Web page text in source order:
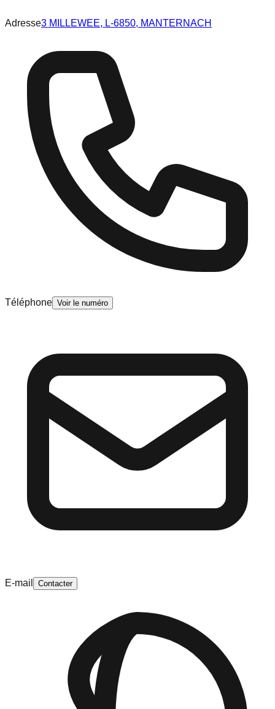
Adresse3 MILLEWEE, L-6850, MANTERNACH
Téléphone Voir le numéro
E-mail Contacter